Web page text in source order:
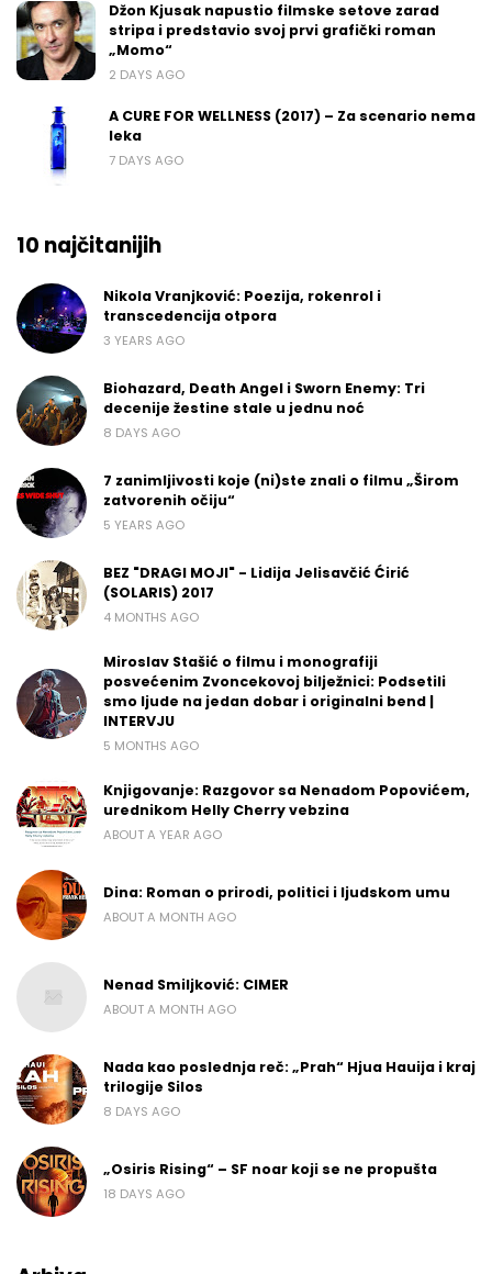
Džon Kjusak napustio filmske setove zarad
stripa i predstavio svoj prvi grafički roman
„Momo“
2 DAYS AGO
A CURE FOR WELLNESS (2017) – Za scenario nema
leka
7 DAYS AGO
10 najčitanijih
Nikola Vranjković: Poezija, rokenrol i
transcedencija otpora
3 YEARS AGO
Biohazard, Death Angel i Sworn Enemy: Tri
decenije žestine stale u jednu noć
8 DAYS AGO
7 zanimljivosti koje (ni)ste znali o filmu „Širom
zatvorenih očiju“
5 YEARS AGO
BEZ "DRAGI MOJI" - Lidija Jelisavčić Ćirić
(SOLARIS) 2017
4 MONTHS AGO
Miroslav Stašić o filmu i monografiji
posvećenim Zvoncekovoj bilježnici: Podsetili
smo ljude na jedan dobar i originalni bend |
INTERVJU
5 MONTHS AGO
Knjigovanje: Razgovor sa Nenadom Popovićem,
urednikom Helly Cherry vebzina
ABOUT A YEAR AGO
Dina: Roman o prirodi, politici i ljudskom umu
ABOUT A MONTH AGO
Nenad Smiljković: CIMER
ABOUT A MONTH AGO
Nada kao poslednja reč: „Prah“ Hjua Hauija i kraj
trilogije Silos
8 DAYS AGO
„Osiris Rising“ – SF noar koji se ne propušta
18 DAYS AGO